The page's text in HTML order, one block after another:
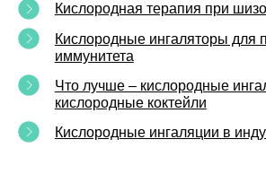
Кислородная терапия при
Кислородные ингаляторы для
иммунитета
Что лучше – кислородные
кислородные коктейли
Кислородные ингаляции в